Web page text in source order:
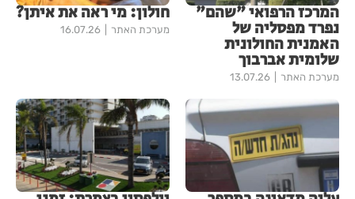
המרכז הרפואי "שהם"
נפרד מפסליה של
האמנית החולונית
שלומית אברבוך
מערכת האתר 13.07.26
חולון: מי ראה את איתן?
מערכת האתר 16.07.26